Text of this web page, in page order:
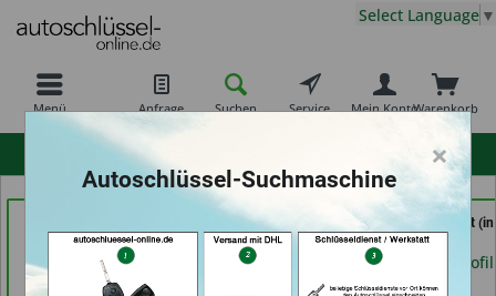
Menü Anfrage Suchen Service Warenkorb
Mein Konto
Select Language ▼
(in Rot am See)
Händlerprofil
Shoes & Keys by Eski (in
Erlangen)
Händlerprofil
Service Punkt (in
Bremen)
Händlerprofil
×
Autoschlüssel-Suchmaschine